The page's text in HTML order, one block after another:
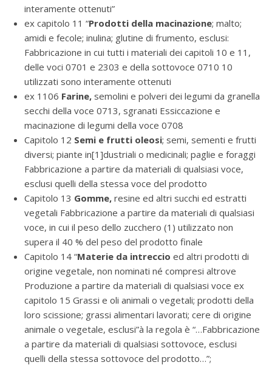
interamente ottenuti”
ex capitolo 11 “Prodotti della macinazione; malto;
amidi e fecole; inulina; glutine di frumento, esclusi:
Fabbricazione in cui tutti i materiali dei capitoli 10 e 11,
delle voci 0701 e 2303 e della sottovoce 0710 10
utilizzati sono interamente ottenuti
ex 1106 Farine, semolini e polveri dei legumi da granella
secchi della voce 0713, sgranati Essiccazione e
macinazione di legumi della voce 0708
Capitolo 12 Semi e frutti oleosi; semi, sementi e frutti
diversi; piante in[1]dustriali o medicinali; paglie e foraggi
Fabbricazione a partire da materiali di qualsiasi voce,
esclusi quelli della stessa voce del prodotto
Capitolo 13 Gomme, resine ed altri succhi ed estratti
vegetali Fabbricazione a partire da materiali di qualsiasi
voce, in cui il peso dello zucchero (1) utilizzato non
supera il 40 % del peso del prodotto finale
Capitolo 14 “Materie da intreccio ed altri prodotti di
origine vegetale, non nominati né compresi altrove
Produzione a partire da materiali di qualsiasi voce ex
capitolo 15 Grassi e oli animali o vegetali; prodotti della
loro scissione; grassi alimentari lavorati; cere di origine
animale o vegetale, esclusi”à la regola è “…Fabbricazione
a partire da materiali di qualsiasi sottovoce, esclusi
quelli della stessa sottovoce del prodotto…”;